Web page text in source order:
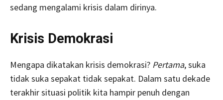
sedang mengalami krisis dalam dirinya.
Krisis Demokrasi
Mengapa dikatakan krisis demokrasi? Pertama, suka
tidak suka sepakat tidak sepakat. Dalam satu dekade
terakhir situasi politik kita hampir penuh dengan